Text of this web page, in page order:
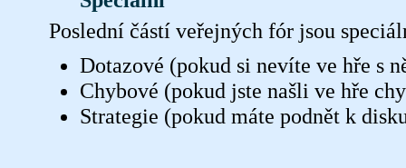
Poslední částí veřejných fór jsou
Dotazové (pokud si nevíte ve hře s
Chybové (pokud jste našli ve hře
Strategie (pokud máte podnět k